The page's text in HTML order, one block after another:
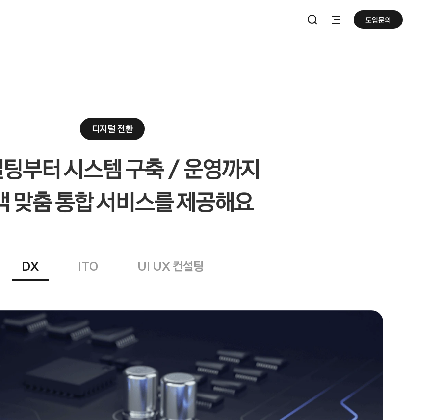
도입문의
디지털 전환
부터 시스템 구축 / 운영까지
맞춤 통합 서비스를 제공해요
DX ITO UI UX 컨설팅